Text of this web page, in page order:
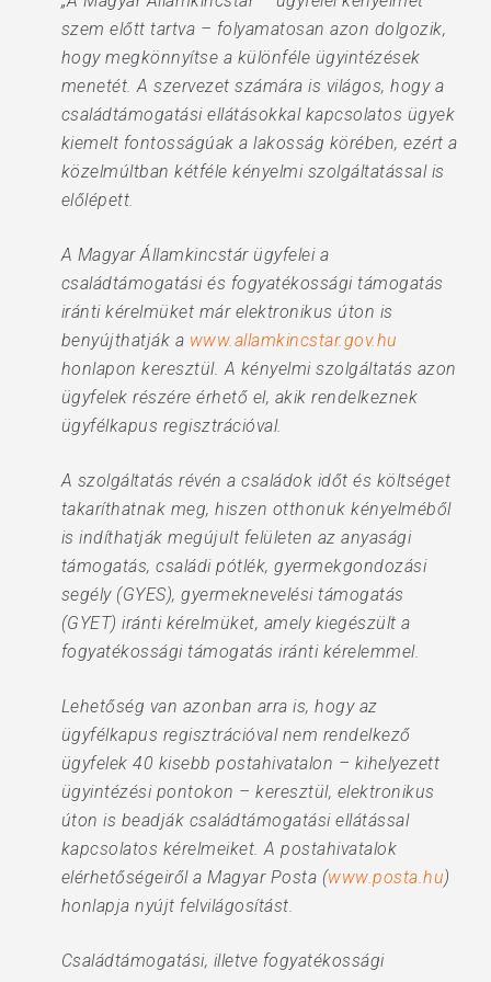
szem előtt tartva – folyamatosan azon dolgozik,
hogy megkönnyítse a különféle ügyintézések
menetét. A szervezet számára is világos, hogy a
családtámogatási ellátásokkal kapcsolatos ügyek
kiemelt fontosságúak a lakosság körében, ezért a
közelmúltban kétféle kényelmi szolgáltatással is
előlépett.
A Magyar Államkincstár ügyfelei a
családtámogatási és fogyatékossági támogatás
iránti kérelmüket már elektronikus úton is
benyújthatják a www.allamkincstar.gov.hu
honlapon keresztül. A kényelmi szolgáltatás azon
ügyfelek részére érhető el, akik rendelkeznek
ügyfélkapus regisztrációval.
A szolgáltatás révén a családok időt és költséget
takaríthatnak meg, hiszen otthonuk kényelméből
is indíthatják megújult felületen az anyasági
támogatás, családi pótlék, gyermekgondozási
segély (GYES), gyermeknevelési támogatás
(GYET) iránti kérelmüket, amely kiegészült a
fogyatékossági támogatás iránti kérelemmel.
Lehetőség van azonban arra is, hogy az
ügyfélkapus regisztrációval nem rendelkező
ügyfelek 40 kisebb postahivatalon – kihelyezett
ügyintézési pontokon – keresztül, elektronikus
úton is beadják családtámogatási ellátással
kapcsolatos kérelmeiket. A postahivatalok
elérhetőségeiről a Magyar Posta (www.posta.hu)
honlapja nyújt felvilágosítást.
Családtámogatási, illetve fogyatékossági